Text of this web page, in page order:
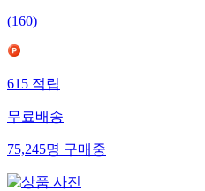
(160)
615 적립
무료배송
75,245명 구매중